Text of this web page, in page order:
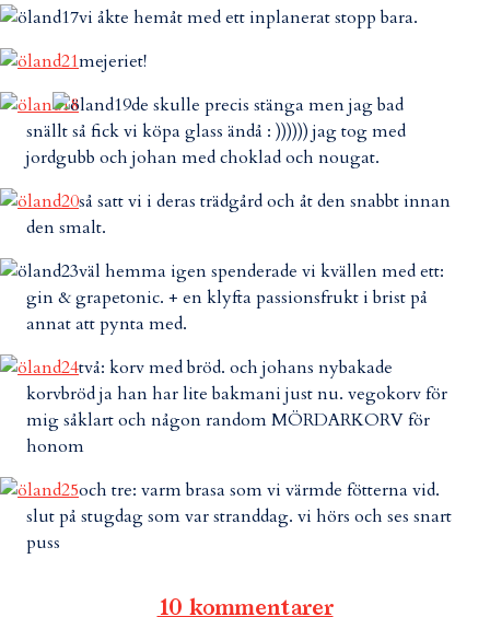
vi åkte hemåt med ett inplanerat stopp bara.
mejeriet!
de skulle precis stänga men jag bad
snällt så fick vi köpa glass ändå : )))))) jag tog med
jordgubb och johan med choklad och nougat.
så satt vi i deras trädgård och åt den snabbt innan
den smalt.
väl hemma igen spenderade vi kvällen med ett:
gin & grapetonic. + en klyfta passionsfrukt i brist på
annat att pynta med.
två: korv med bröd. och johans nybakade
korvbröd ja han har lite bakmani just nu. vegokorv för
mig såklart och någon random MÖRDARKORV för
honom
och tre: varm brasa som vi värmde fötterna vid.
slut på stugdag som var stranddag. vi hörs och ses snart
puss
10 kommentarer